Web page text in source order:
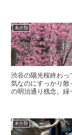
未分類
渋谷の陽光桜終わっ
気なのにすっかり散
の明治通り残念。緑
未分類